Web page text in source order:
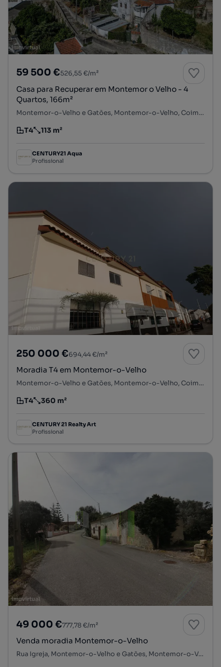
59 500 €526,55 €/m²
Casa para Recuperar em Montemor o Velho - 4
Quartos, 166m²
Montemor-o-Velho e Gatões, Montemor-o-Velho, Coimbra
Tipologia
T4
Preço por metro quadrado
113 m²
CENTURY21 Aqua
Profissional
250 000 €694,44 €/m²
Moradia T4 em Montemor-o-Velho
Montemor-o-Velho e Gatões, Montemor-o-Velho, Coimbra
Tipologia
T4
Preço por metro quadrado
360 m²
CENTURY 21 Realty Art
Profissional
49 000 €777,78 €/m²
Venda moradia Montemor-o-Velho
Rua Igreja, Montemor-o-Velho e Gatões, Montemor-o-Velho, Coimbra